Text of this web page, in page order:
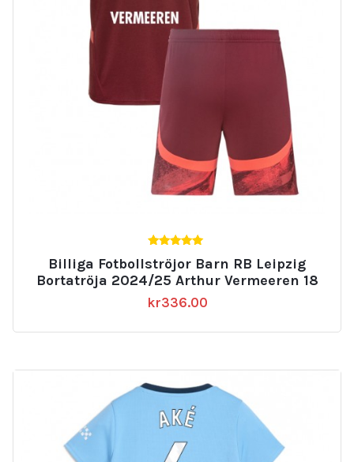
av 5
Billiga Fotbollströjor Barn RB Leipzig
Bortatröja 2024/25 Arthur Vermeeren 18
kr336.00